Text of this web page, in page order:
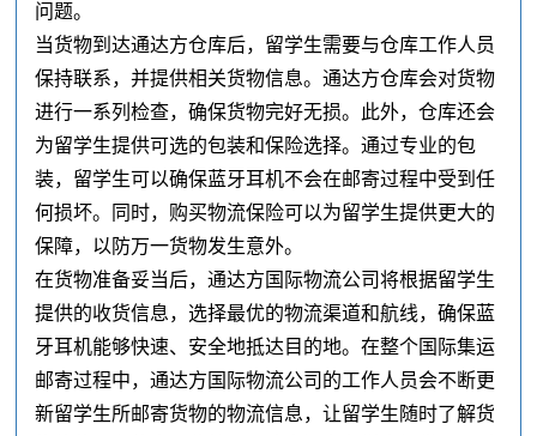
问题。
当货物到达通达方仓库后，留学生需要与仓库工作人员
保持联系，并提供相关货物信息。通达方仓库会对货物
进行一系列检查，确保货物完好无损。此外，仓库还会
为留学生提供可选的包装和保险选择。通过专业的包
装，留学生可以确保蓝牙耳机不会在邮寄过程中受到任
何损坏。同时，购买物流保险可以为留学生提供更大的
保障，以防万一货物发生意外。
在货物准备妥当后，通达方国际物流公司将根据留学生
提供的收货信息，选择最优的物流渠道和航线，确保蓝
牙耳机能够快速、安全地抵达目的地。在整个国际集运
邮寄过程中，通达方国际物流公司的工作人员会不断更
新留学生所邮寄货物的物流信息，让留学生随时了解货